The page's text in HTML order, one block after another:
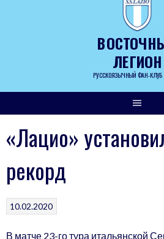
ЛЕГИОН
РУССКОЯЗЫЧНЫЙ ФАН-
«Лацио»
рекорд
10.02.2020
В матче 23-го тура итальянской